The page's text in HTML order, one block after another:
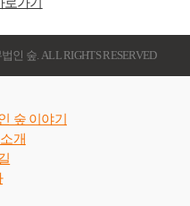
인 숲. ALL RIGHTS RESERVED
숲 이야기
개